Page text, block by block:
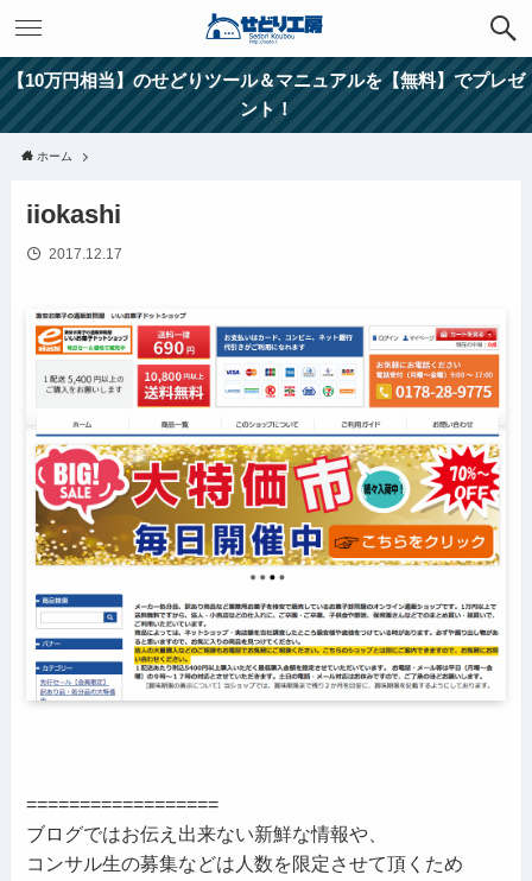
【10万円相当】のせどりツール＆マニュアルを【無料】でプレゼ
ント！
ホーム
iiokashi
2017.12.17
==================
ブログではお伝え出来ない新鮮な情報や、
コンサル生の募集などは人数を限定させて頂くため